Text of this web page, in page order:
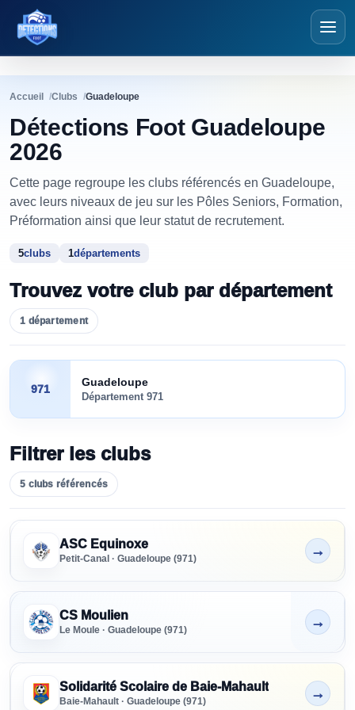
Détections Foot
Accueil Clubs Guadeloupe
Détections Foot Guadeloupe
2026
Cette page regroupe les clubs référencés en Guadeloupe,
avec leurs niveaux de jeu sur les Pôles Seniors, Formation,
Préformation ainsi que leur statut de recrutement.
5clubs 1départements
Trouvez votre club par département
1 département
971
Guadeloupe
Département 971
Filtrer les clubs
5 clubs référencés
Tous niveaux
PARTENAIRE
ASC Equinoxe
Petit-Canal · Guadeloupe (971)
Non indiqué
→
CS Moulien
Le Moule · Guadeloupe (971)
Non indiqué
→
Solidarité Scolaire de Baie-Mahault
Baie-Mahault · Guadeloupe (971)
Non indiqué
→